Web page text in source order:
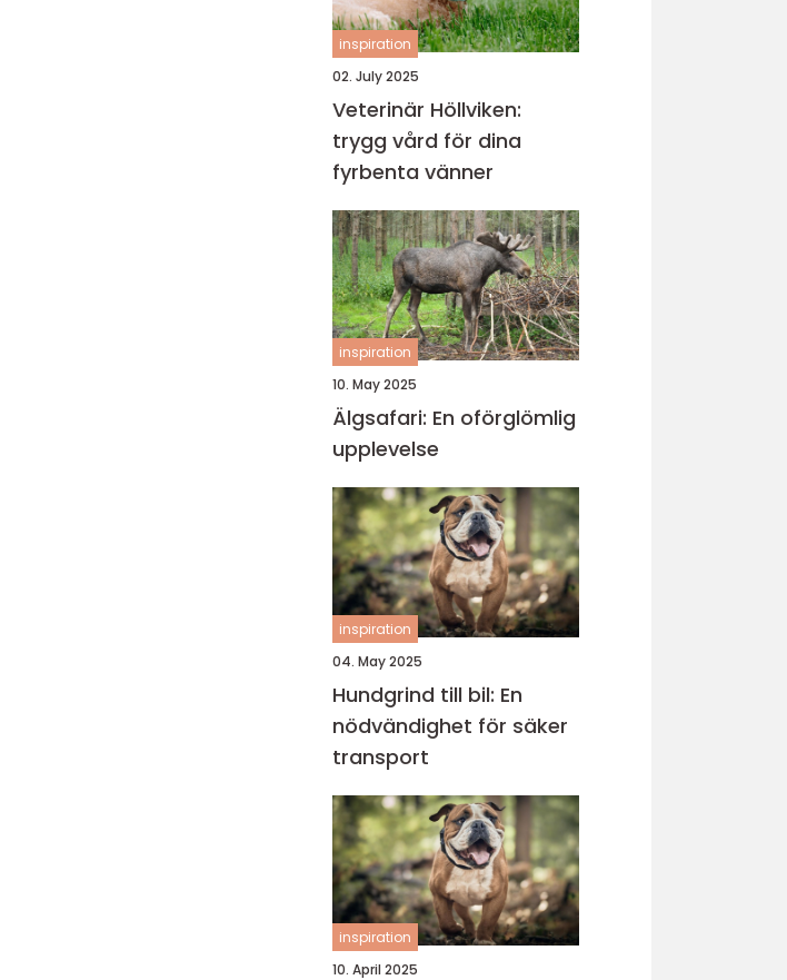
inspiration
02. July 2025
Veterinär Höllviken:
trygg vård för dina
fyrbenta vänner
inspiration
10. May 2025
Älgsafari: En oförglömlig
upplevelse
inspiration
04. May 2025
Hundgrind till bil: En
nödvändighet för säker
transport
inspiration
10. April 2025